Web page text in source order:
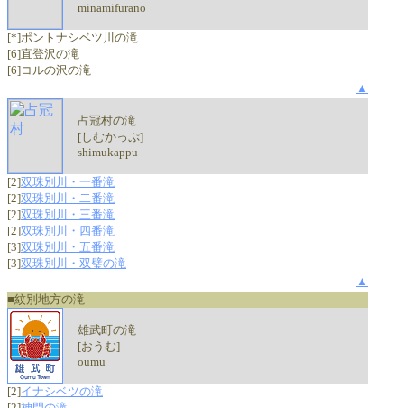
minamifurano
[*]ポントナシベツ川の滝
[6]直登沢の滝
[6]コルの沢の滝
▲
占冠村の滝
[しむかっぷ]
shimukappu
[2]双珠別川・一番滝
[2]双珠別川・二番滝
[2]双珠別川・三番滝
[2]双珠別川・四番滝
[3]双珠別川・五番滝
[3]双珠別川・双璧の滝
▲
■紋別地方の滝
雄武町の滝
[おうむ]
oumu
[2]イナシベツの滝